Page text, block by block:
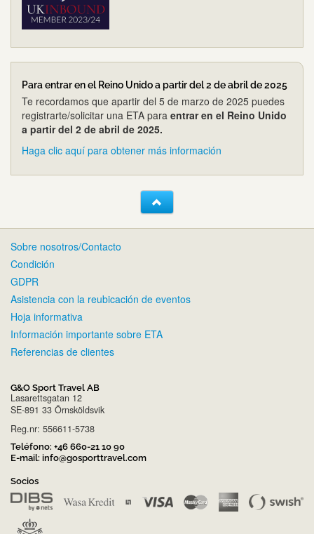
Para entrar en el Reino Unido a partir del 2 de abril de 2025
Te recordamos que apartir del 5 de marzo de 2025 puedes
registrarte/solicitar una ETA para entrar en el Reino Unido
a partir del 2 de abril de 2025.
Haga clic aquí para obtener más información
Sobre nosotros/Contacto
Condición
GDPR
Asistencia con la reubicación de eventos
Hoja informativa
Información importante sobre ETA
Referencias de clientes
G&O Sport Travel AB
Lasarettsgatan 12
SE-891 33 Örnsköldsvik
Reg.nr: 556611-5738
Teléfono: +46 660-21 10 90
E-mail: info@gosporttravel.com
Socios